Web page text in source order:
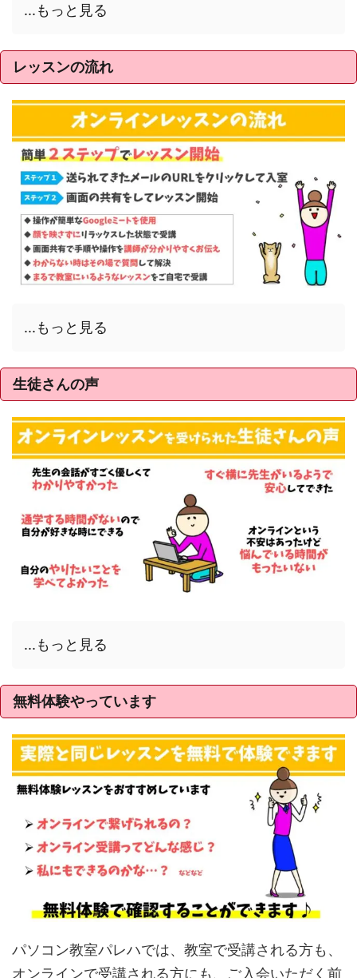
...もっと見る
レッスンの流れ
...もっと見る
生徒さんの声
...もっと見る
無料体験やっています
パソコン教室パレハでは、教室で受講される方も、
オンラインで受講される方にも、ご入会いただく前